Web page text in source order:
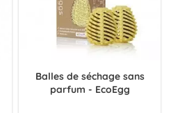
Balles de séchage sans
parfum - EcoEgg